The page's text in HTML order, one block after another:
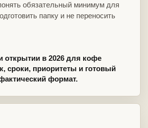
обязательный минимум для
папку и не переносить
открытии в 2026 для кофе
сроки, приоритеты и готовый
формат.